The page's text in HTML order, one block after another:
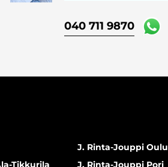
040 711 9870
Tikkurila
J. Rinta-Jouppi Oulu
J. Rinta-Jouppi Pori